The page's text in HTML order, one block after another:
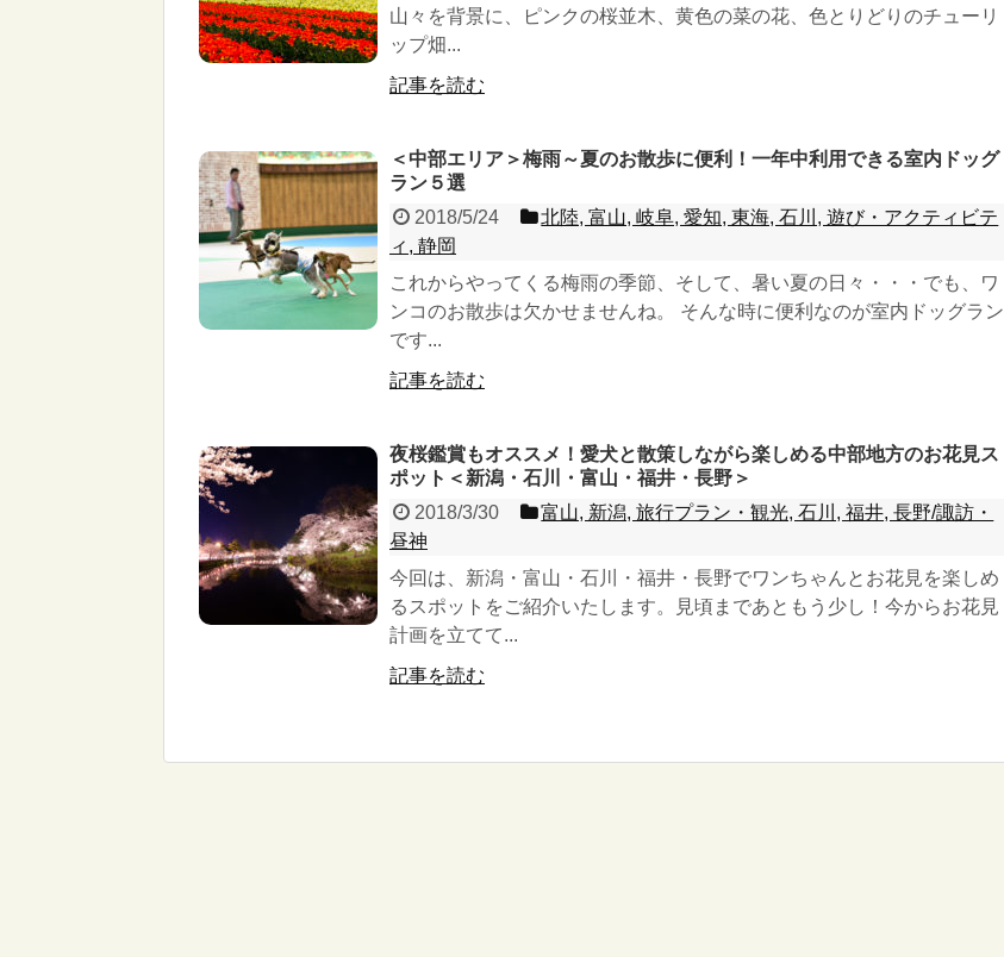
山々を背景に、ピンクの桜並木、黄色の菜の花、色とりどりのチューリ
ップ畑...
記事を読む
＜中部エリア＞梅雨～夏のお散歩に便利！一年中利用できる室内ドッグ
ラン５選
2018/5/24
北陸, 富山, 岐阜, 愛知, 東海, 石川, 遊び・アクティビテ
ィ, 静岡
これからやってくる梅雨の季節、そして、暑い夏の日々・・・でも、ワ
ンコのお散歩は欠かせませんね。 そんな時に便利なのが室内ドッグラン
です...
記事を読む
夜桜鑑賞もオススメ！愛犬と散策しながら楽しめる中部地方のお花見ス
ポット＜新潟・石川・富山・福井・長野＞
2018/3/30
富山, 新潟, 旅行プラン・観光, 石川, 福井, 長野/諏訪・
昼神
今回は、新潟・富山・石川・福井・長野でワンちゃんとお花見を楽しめ
るスポットをご紹介いたします。見頃まであともう少し！今からお花見
計画を立てて...
記事を読む